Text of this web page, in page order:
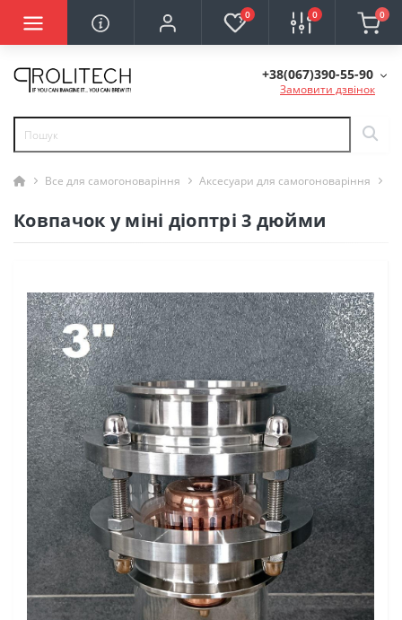
0 0 0
+38(067)390-55-90
Замовити дзвінок
Все для самогоноваріння Аксесуари для самогоноваріння
Ковпачок у міні діоптрі 3 дюйми